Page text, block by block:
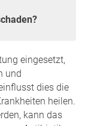
eingesetzt,
und
dies die
heilen.
kann das